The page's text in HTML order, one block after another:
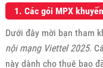
1. Các gói MPX
Dưới đây mời bạn tham
nội mạng Viettel 2025.
này dành cho thuê bao